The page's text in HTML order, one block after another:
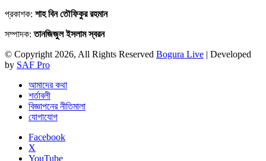
প্রকাশক: শাহ বিন তৌফিকুর রহমান
সম্পাদক:তানজিজুল ইসলাম স্বরন
© Copyright 2026, All Rights Reserved Bogura Live | Developed
by SAF Pro
আমাদের কথা
শর্তাবলী
বিজ্ঞাপনের নীতিমালা
যোগাযোগ
Facebook
X
YouTube